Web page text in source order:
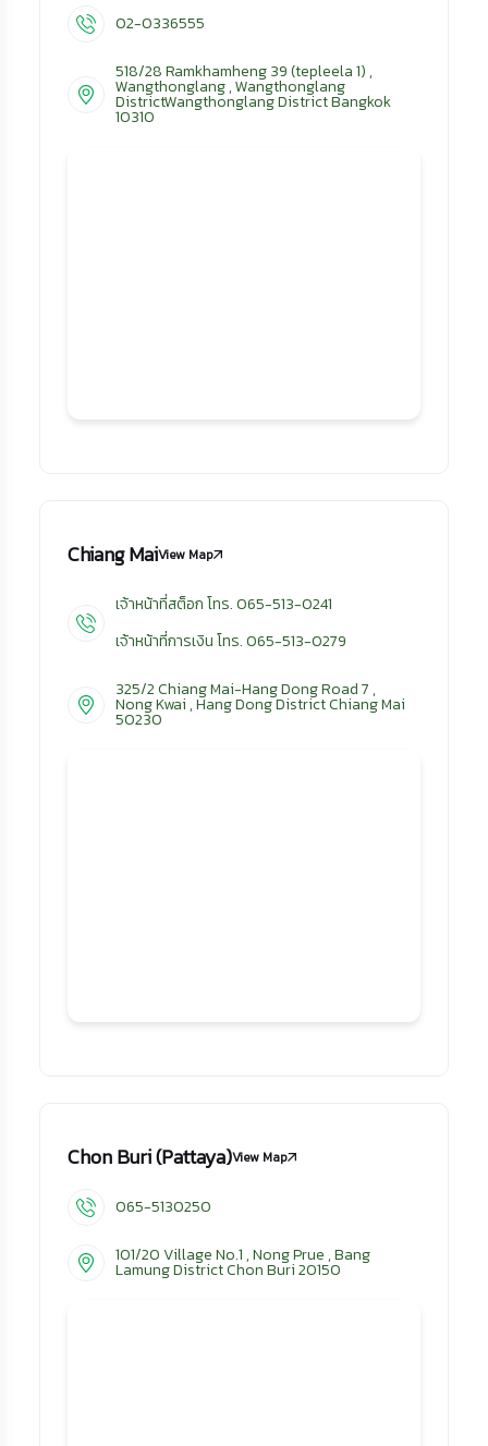
02-0336555
518/28 Ramkhamheng 39 (tepleela 1) ,
Wangthonglang , Wangthonglang
DistrictWangthonglang District Bangkok
10310
Chiang MaiView Map
เจ้าหน้าที่สต็อก โทร. 065-513-0241
เจ้าหน้าที่การเงิน โทร. 065-513-0279
325/2 Chiang Mai-Hang Dong Road 7 ,
Nong Kwai , Hang Dong District Chiang Mai
50230
Chon Buri (Pattaya)View Map
065-5130250
101/20 Village No.1 , Nong Prue , Bang
Lamung District Chon Buri 20150